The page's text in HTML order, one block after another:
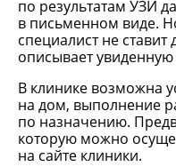
по результатам УЗИ
в письменном виде.
специалист не ставит
описывает
В клинике возможна
на дом, выполнение
по назначению.
которую можно
на сайте клиники.